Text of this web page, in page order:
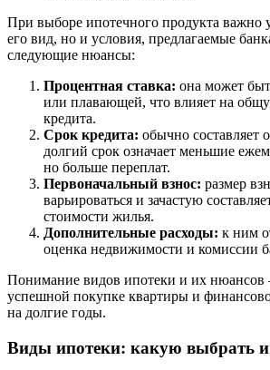
При выборе ипотечного продукта важно
его вид, но и условия, предлагаемые
следующие нюансы:
Процентная ставка: она может
или плавающей, что влияет на
кредита.
Срок кредита: обычно составляет
долгий срок означает меньшие
но больше переплат.
Первоначальный взнос: размер
варьироваться и зачастую
стоимости жилья.
Дополнительные расходы: к ним
оценка недвижимости и комиссии
Понимание видов ипотеки и их нюансов
успешной покупке квартиры и
на долгие годы.
Виды ипотеки: какую выбрать